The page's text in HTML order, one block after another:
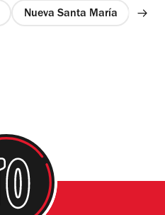
Nueva Santa María